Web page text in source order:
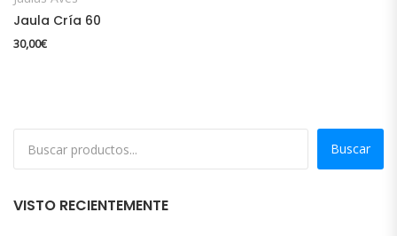
Jaula Cría 60
30,00€
Buscar
VISTO RECIENTEMENTE